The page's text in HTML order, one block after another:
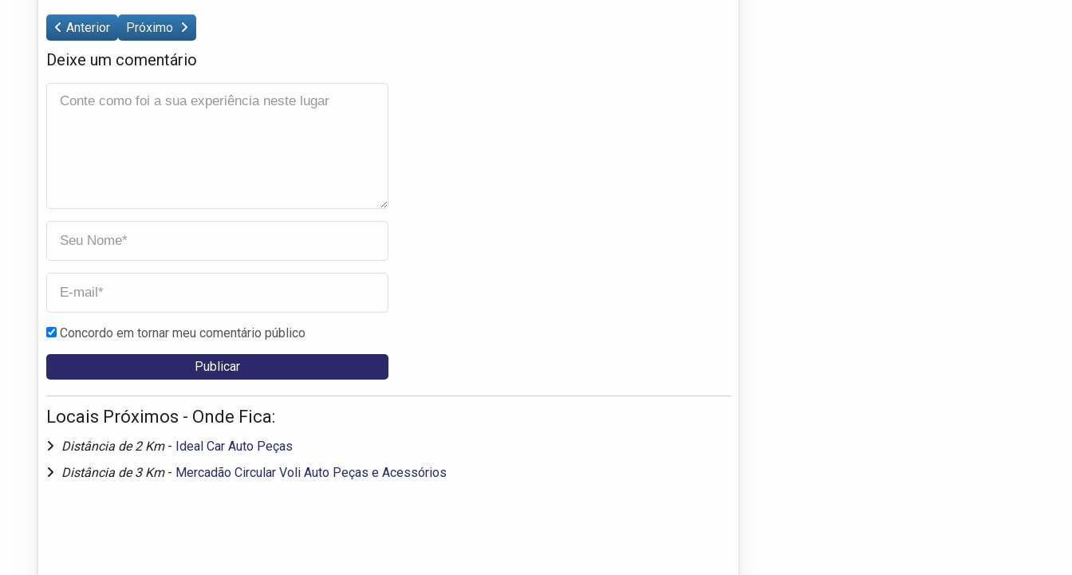
Anterior Próximo
Deixe um comentário
Concordo em tornar meu comentário público
Locais Próximos - Onde Fica:
Distância de 2 Km - Ideal Car Auto Peças
Distância de 3 Km - Mercadão Circular Voli Auto Peças e Acessórios